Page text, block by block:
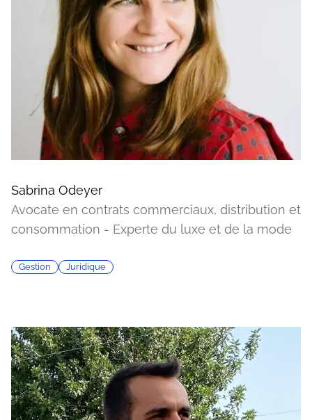
Sabrina Odeyer
Avocate en contrats commerciaux, distribution et
consommation - Experte du luxe et de la mode
Gestion Juridique